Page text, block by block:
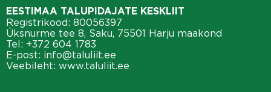
EESTIMAA TALUPIDAJATE KESKLIIT
Registrikood: 80056397
Üksnurme tee 8, Saku, 75501 Harju maakond
Tel: +372 604 1783
E-post: info@taluliit.ee
Veebileht: www.taluliit.ee